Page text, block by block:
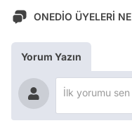
ONEDİO ÜYELERİ
Yorum Yazın